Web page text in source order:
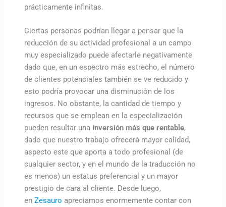
prácticamente infinitas.
Ciertas personas podrían llegar a pensar que la
reducción de su actividad profesional a un campo
muy especializado puede afectarle negativamente
dado que, en un espectro más estrecho, el número
de clientes potenciales también se ve reducido y
esto podría provocar una disminución de los
ingresos. No obstante, la cantidad de tiempo y
recursos que se emplean en la especialización
pueden resultar una inversión más que rentable,
dado que nuestro trabajo ofrecerá mayor calidad,
aspecto este que aporta a todo profesional (de
cualquier sector, y en el mundo de la traducción no
es menos) un estatus preferencial y un mayor
prestigio de cara al cliente. Desde luego,
en Zesauro apreciamos enormemente contar con